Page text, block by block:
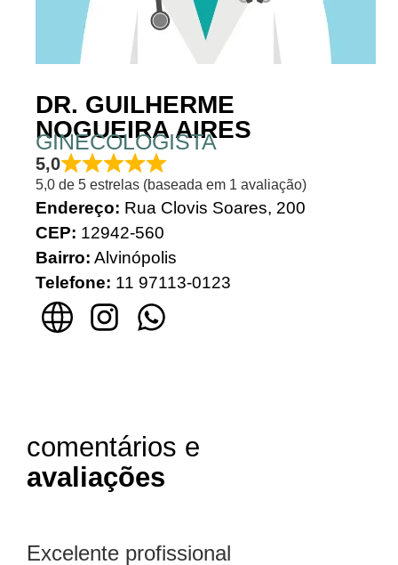
DR. GUILHERME
NOGUEIRA AIRES
GINECOLOGISTA
5,0
5,0 de 5 estrelas (baseada em 1 avaliação)
Endereço: Rua Clovis Soares, 200
CEP: 12942-560
Bairro: Alvinópolis
Telefone: 11 97113-0123
comentários e
avaliações
Excelente profissional